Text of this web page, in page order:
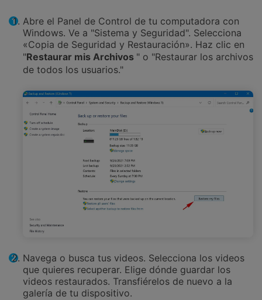
Abre el Panel de Control de tu computadora con
Windows. Ve a "Sistema y Seguridad". Selecciona
«Copia de Seguridad y Restauración». Haz clic en
"Restaurar mis Archivos " o "Restaurar los archivos
de todos los usuarios."
Navega o busca tus videos. Selecciona los videos
que quieres recuperar. Elige dónde guardar los
videos restaurados. Transfiérelos de nuevo a la
galería de tu dispositivo.